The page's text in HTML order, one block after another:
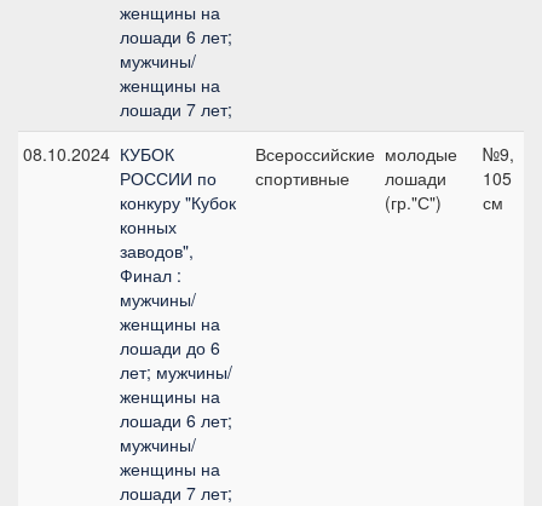
женщины на
лошади 6 лет;
мужчины/
женщины на
лошади 7 лет;
08.10.2024 КУБОК
РОССИИ по
конкуру "Кубок
конных
заводов",
Финал :
мужчины/
женщины на
лошади до 6
лет; мужчины/
женщины на
лошади 6 лет;
мужчины/
женщины на
лошади 7 лет;
Всероссийские
спортивные
молодые
лошади
(гр."С")
№9,
105
см